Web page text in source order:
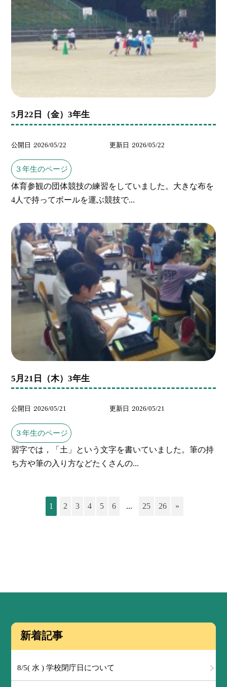
5月22日（金）3年生
公開日 2026/05/22 更新日 2026/05/22
３年生のページ
体育参観の団体競技の練習をしていました。大きな布を
4人で持ってボールを運ぶ競技で...
5月21日（木）3年生
公開日 2026/05/21 更新日 2026/05/21
３年生のページ
習字では，「土」という文字を書いていました。筆の持
ち方や筆の入り方などたくさんの...
1 2 3 4 5 6 ... 25 26 »
新着記事
8/5( 水 ) 学校閉庁日について